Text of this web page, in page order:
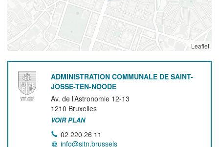
Leaflet
ADMINISTRATION COMMUNALE DE SAINT-
JOSSE-TEN-NOODE
Av. de l’Astronomie 12-13
1210 Bruxelles
VOIR PLAN
02 220 26 11
info@sjtn.brussels